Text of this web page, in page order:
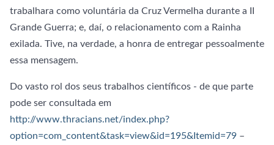
trabalhara como voluntária da Cruz Vermelha durante a II
Grande Guerra; e, daí, o relacionamento com a Rainha
exilada. Tive, na verdade, a honra de entregar pessoalmente
essa mensagem.
Do vasto rol dos seus trabalhos científicos - de que parte
pode ser consultada em
http://www.thracians.net/index.php?
option=com_content&task=view&id=195&Itemid=79 –